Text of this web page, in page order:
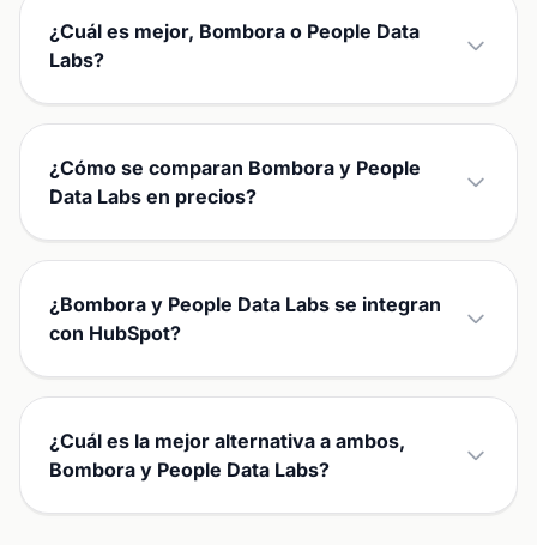
¿Cuál es mejor, Bombora o People Data
Labs?
¿Cómo se comparan Bombora y People
Data Labs en precios?
¿Bombora y People Data Labs se integran
con HubSpot?
¿Cuál es la mejor alternativa a ambos,
Bombora y People Data Labs?